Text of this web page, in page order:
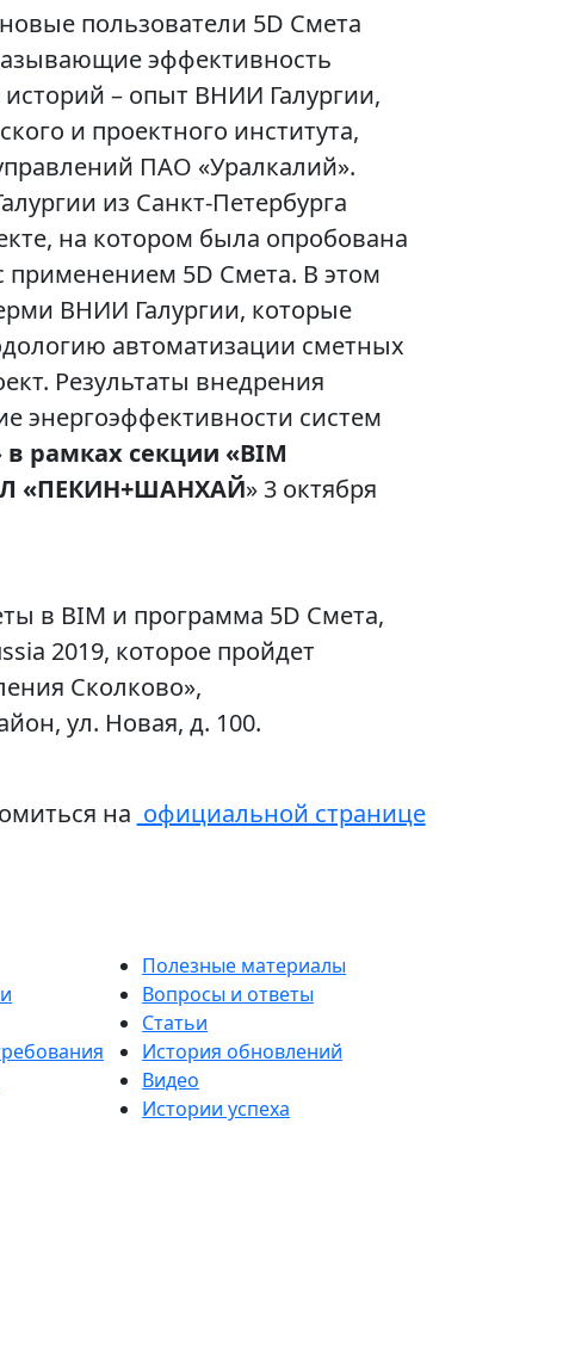
пользователи 5D Смета
эффективность
– опыт ВНИИ Галургии,
и проектного института,
ПАО «Уралкалий».
из Санкт‑Петербурга
на котором была опробована
применением 5D Смета. В этом
ВНИИ Галургии, которые
автоматизации сметных
Результаты внедрения
энергоэффективности систем
в рамках секции «BIM
«ПЕКИН+ШАНХАЙ» 3 октября
в BIM и программа 5D Смета,
2019, которое пройдет
Сколково»,
ул. Новая, д. 100.
на официальной странице
Полезные материалы
Вопросы и ответы
Статьи
История обновлений
Видео
Истории успеха